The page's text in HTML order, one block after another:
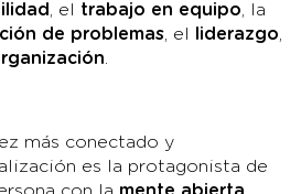
, el trabajo en equipo , la
de problemas , el liderazgo
más conectado y
es la protagonista de
con la mente abierta